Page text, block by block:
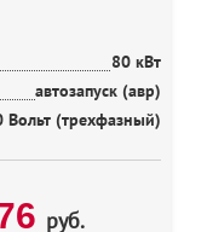
80 кВт
автозапуск (авр)
Вольт (трехфазный)
руб.